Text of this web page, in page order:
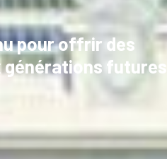
pour offrir des
futures